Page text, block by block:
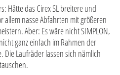
Hätte das Cirex SL breitere und
allem nasse Abfahrten mit größeren
Aber: Es wäre nicht SIMPLON,
ganz einfach im Rahmen der
Laufräder lassen sich nämlich